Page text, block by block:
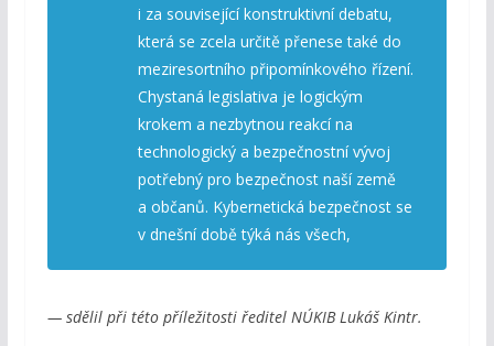
i za související konstruktivní debatu,
která se zcela určitě přenese také do
meziresortního připomínkového řízení.
Chystaná legislativa je logickým
krokem a nezbytnou reakcí na
technologický a bezpečnostní vývoj
potřebný pro bezpečnost naší země
a občanů. Kybernetická bezpečnost se
v dnešní době týká nás všech,
— sdělil při této příležitosti ředitel NÚKIB Lukáš Kintr.